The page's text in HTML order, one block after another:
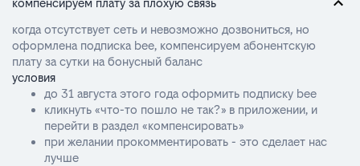
компенсируем плату за плохую связь
когда отсутствует сеть и невозможно дозвониться, но
оформлена подписка bee, компенсируем абонентскую
плату за сутки на бонусный баланс
условия
до 31 августа этого года оформить подписку bee
кликнуть «что-то пошло не так?» в приложении, и
перейти в раздел «компенсировать»
при желании прокомментировать - это сделает нас
лучше